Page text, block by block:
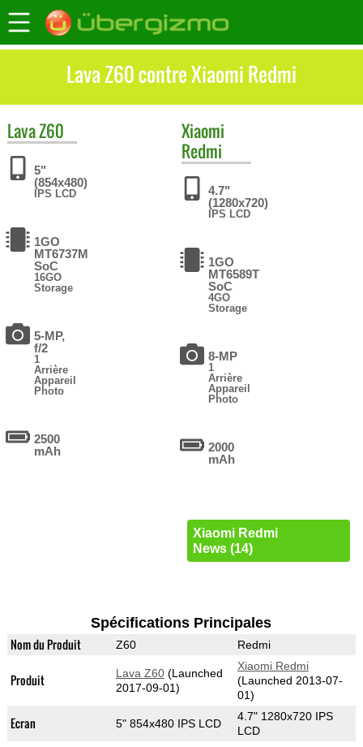
Lava Z60 contre Xiaomi Redmi
LavaZ60
5"
(854x480)
IPS LCD
1GO
MT6737M
SoC
16GO
Storage
5-MP,
f/2
1
Arrière
Appareil
Photo
2500
mAh
Xiaomi
Redmi
4.7"
(1280x720)
IPS LCD
1GO
MT6589T
SoC
4GO
Storage
8-MP
1
Arrière
Appareil
Photo
2000
mAh
Xiaomi Redmi
News (14)
Spécifications Principales
Nom du Produit Z60 Redmi
Produit Lava Z60(Launched
2017-09-01)
Xiaomi Redmi
(Launched 2013-07-
01)
Ecran 5" 854x480 IPS LCD
4.7" 1280x720 IPS
LCD